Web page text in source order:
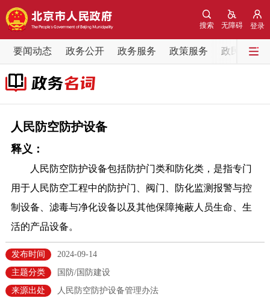
登录
无障碍
搜索
要闻动态 政务公开 政务服务 政策服务 政民互动
要闻动态
党中央精神
各区热点
政务公开
市领导 机构职能 政策服务
政策兑现
决策公开 专题公开
人民防空防护设备
释义：
人民防空防护设备包括防护门类和防化类，是指专门
用于人民防空工程中的防护门、阀门、防化监测报警与控
制设备、滤毒与净化设备以及其他保障掩蔽人员生命、生
活的产品设备。
发布时间
2024-09-14
主题分类
国防/国防建设
来源出处
人民防空防护设备管理办法